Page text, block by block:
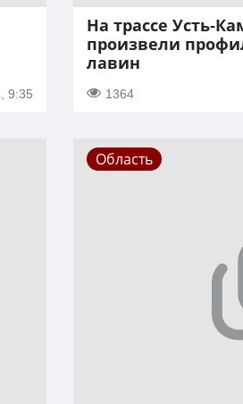
9:35
На трассе Усть-
произвели
лавин
1364
Область